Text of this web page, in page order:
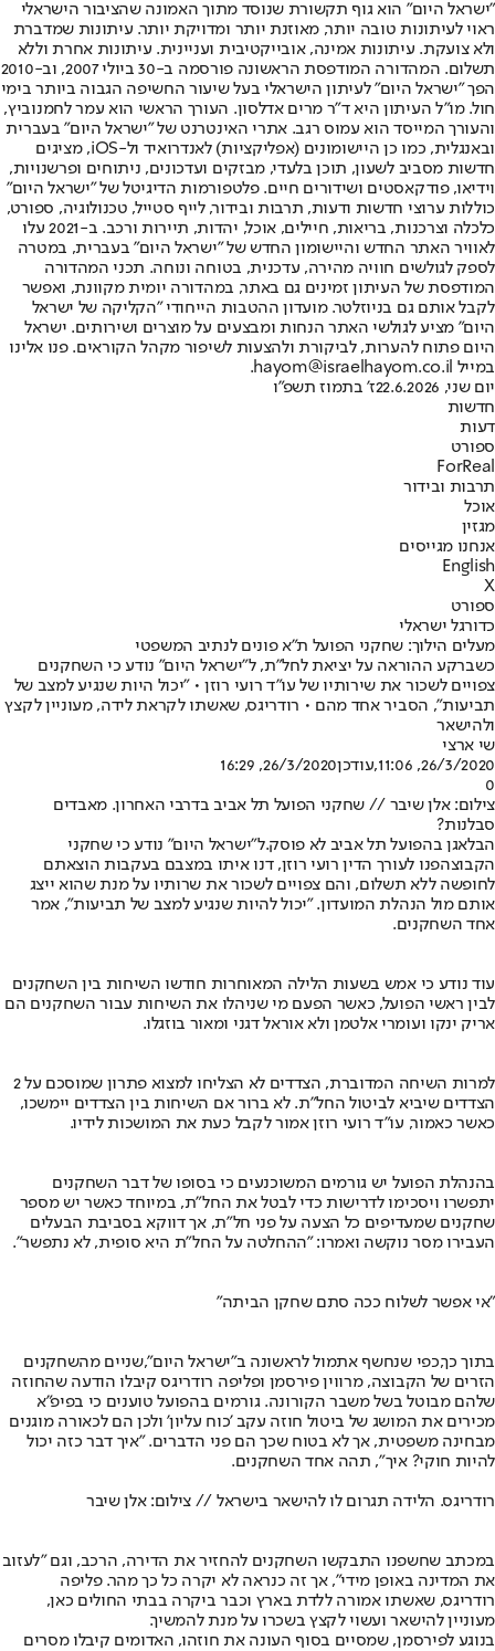
"ישראל היום" הוא גוף תקשורת שנוסד מתוך האמונה שהציבור הישראלי
ראוי לעיתונות טובה יותר, מאוזנת יותר ומדויקת יותר. עיתונות שמדברת
ולא צועקת. עיתונות אמינה, אובייקטיבית ועניינית. עיתונות אחרת וללא
תשלום. המהדורה המודפסת הראשונה פורסמה ב-30 ביולי 2007, וב-2010
הפך "ישראל היום" לעיתון הישראלי בעל שיעור החשיפה הגבוה ביותר בימי
חול. מו"ל העיתון היא ד"ר מרים אדלסון. העורך הראשי הוא עמר לחמנוביץ,
והעורך המייסד הוא עמוס רגב. אתרי האינטרנט של "ישראל היום" בעברית
ובאנגלית, כמו כן היישומונים (אפליקציות) לאנדרואיד ול-iOS, מציגים
חדשות מסביב לשעון, תוכן בלעדי, מבזקים ועדכונים, ניתוחים ופרשנויות,
וידיאו, פודקאסטים ושידורים חיים. פלטפורמות הדיגיטל של "ישראל היום"
כוללות ערוצי חדשות ודעות, תרבות ובידור, לייף סטייל, טכנולוגיה, ספורט,
כלכלה וצרכנות, בריאות, חיילים, אוכל, יהדות, תיירות ורכב. ב-2021 עלו
לאוויר האתר החדש והיישומון החדש של "ישראל היום" בעברית, במטרה
לספק לגולשים חוויה מהירה, עדכנית, בטוחה ונוחה. תכני המהדורה
המודפסת של העיתון זמינים גם באתר, במהדורה יומית מקוונת, ואפשר
לקבל אותם גם בניוזלטר. מועדון ההטבות הייחודי "הקליקה של ישראל
היום" מציע לגולשי האתר הנחות ומבצעים על מוצרים ושירותים. ישראל
היום פתוח להערות, לביקורת ולהצעות לשיפור מקהל הקוראים. פנו אלינו
במייל hayom@israelhayom.co.il.
יום שני, 22.6.2026
ז' בתמוז תשפ"ו
חדשות
דעות
ספורט
ForReal
תרבות ובידור
אוכל
מגזין
אנחנו מגייסים
English
X
ספורט
כדורגל ישראלי
מעלים הילוך: שחקני הפועל ת"א פונים לנתיב המשפטי
כשברקע ההוראה על יציאת לחל"ת, ל"ישראל היום" נודע כי השחקנים
צפויים לשכור את שירותיו של עו"ד רועי רוזן • "יכול היות שנגיע למצב של
תביעות", הסביר אחד מהם • רודריגס, שאשתו לקראת לידה, מעוניין לקצץ
ולהישאר
שי ארצי
26/3/2020, 11:06
,עודכן26/3/2020, 16:29
0
צילום: אלן שיבר // שחקני הפועל תל אביב בדרבי האחרון. מאבדים
סבלנות?
הבלאגן בהפועל תל אביב לא פוסק.ל"ישראל היום" נודע כי שחקני
הקבוצהפנו לעורך הדין רועי רוזן, דנו איתו במצבם בעקבות הוצאתם
לחופשה ללא תשלום, והם צפויים לשכור את שרותיו על מנת שהוא ייצג
אותם מול הנהלת המועדון. "יכול להיות שנגיע למצב של תביעות", אמר
אחד השחקנים.
עוד נודע כי אמש בשעות הלילה המאוחרות חודשו השיחות בין השחקנים
לבין ראשי הפועל, כאשר הפעם מי שניהלו את השיחות עבור השחקנים הם
אריק ינקו ועומרי אלטמן ולא אוראל דגני ומאור בוזגלו.
למרות השיחה המדוברת, הצדדים לא הצליחו למצוא פתרון שמוסכם על 2
הצדדים שיביא לביטול החל"ת. לא ברור אם השיחות בין הצדדים יימשכו,
כאשר כאמור, עו"ד רועי רוזן אמור לקבל כעת את המושכות לידיו.
בהנהלת הפועל יש גורמים המשוכנעים כי בסופו של דבר השחקנים
יתפשרו ויסכימו לדרישות כדי לבטל את החל"ת, במיוחד כאשר יש מספר
שחקנים שמעדיפים כל הצעה על פני חל"ת, אך דווקא בסביבת הבעלים
העבירו מסר נוקשה ואמרו: "ההחלטה על החל"ת היא סופית, לא נתפשר".
"אי אפשר לשלוח ככה סתם שחקן הביתה"
בתוך כך,כפי שנחשף אתמול לראשונה ב"ישראל היום",שניים מהשחקנים
הזרים של הקבוצה, מרווין פירסמן ופליפה רודריגס קיבלו הודעה שהחוזה
שלהם מבוטל בשל משבר הקורונה. גורמים בהפועל טוענים כי בפיפ"א
מכירים את המושג של ביטול חוזה עקב 'כוח עליון' ולכן הם לכאורה מוגנים
מבחינה משפטית, אך לא בטוח שכך הם פני הדברים. "איך דבר כזה יכול
להיות חוקי? איך", תהה אחד השחקנים.
רודריגס. הלידה תגרום לו להישאר בישראל // צילום: אלן שיבר
במכתב שחשפנו התבקשו השחקנים להחזיר את הדירה, הרכב, וגם "לעזוב
את המדינה באופן מידי", אך זה כנראה לא יקרה כל כך מהר. פליפה
רודריגס, שאשתו אמורה ללדת בארץ וכבר ביקרה בבתי החולים כאן,
מעוניין להישאר ועשוי לקצץ בשכרו על מנת להמשיך.
בנוגע לפירסמן, שמסיים בסוף העונה את חוזהו, האדומים קיבלו מסרים